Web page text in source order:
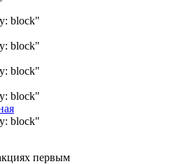
block"
block"
block"
block"
block"
первым